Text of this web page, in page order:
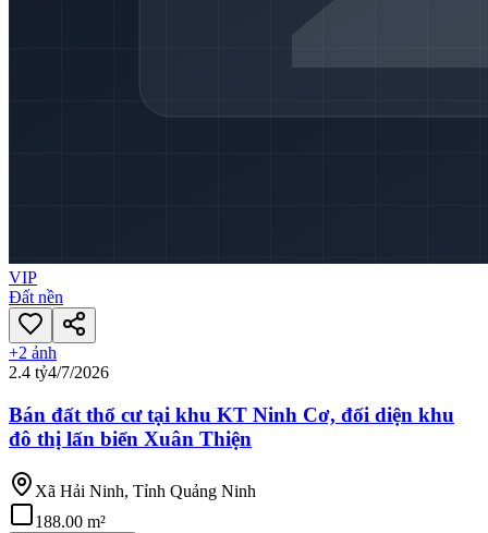
VIP
Đất nền
+2 ảnh
2.4 tỷ4/7/2026
Bán đất thổ cư tại khu KT Ninh Cơ, đối diện khu
đô thị lấn biển Xuân Thiện
Xã Hải Ninh, Tỉnh Quảng Ninh
188.00 m²